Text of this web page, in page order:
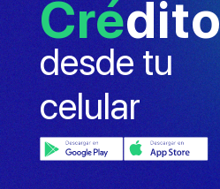
Crédito
desde tu
celular